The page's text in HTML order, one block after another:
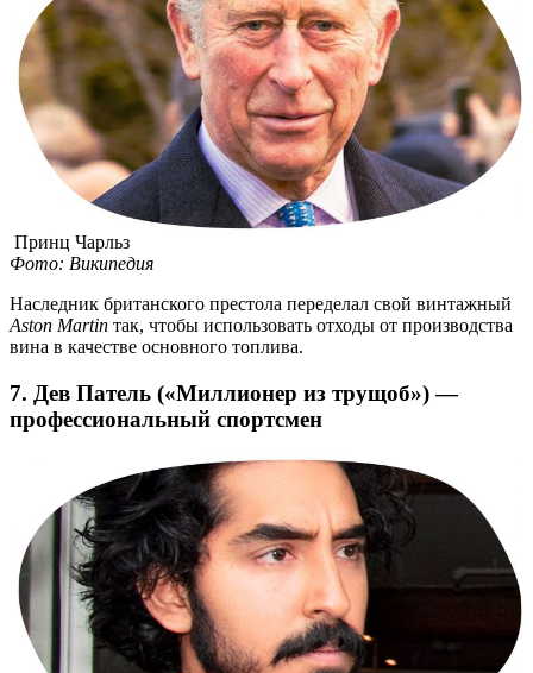
Принц Чарльз
Фото: Википедия
Наследник британского престола переделал свой винтажный
Aston Martin так, чтобы использовать отходы от производства
вина в качестве основного топлива.
7. Дев Патель («Миллионер из трущоб») —
профессиональный спортсмен